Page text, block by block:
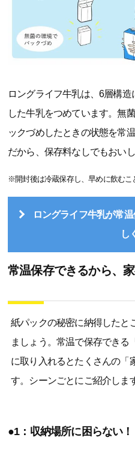
ロングライフ牛乳は、6層構
した牛乳をつめています。無
ックづめしたときの状態を常
だから、保存料なしでもおい
※開封後は冷蔵保存し、早めに飲むこ
ロングライフ牛乳が常
し
常温保存できるから、
紙パックの秘密に納得したと
ましょう。常温で保存できる
に取り入れるとたくさんの「
す。シーンごとにご紹介しま
●1：収納場所に困らない！